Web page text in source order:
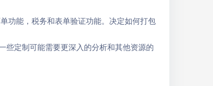
能，税务和表单验证功能。决定如何打包
些定制可能需要更深入的分析和其他资源的